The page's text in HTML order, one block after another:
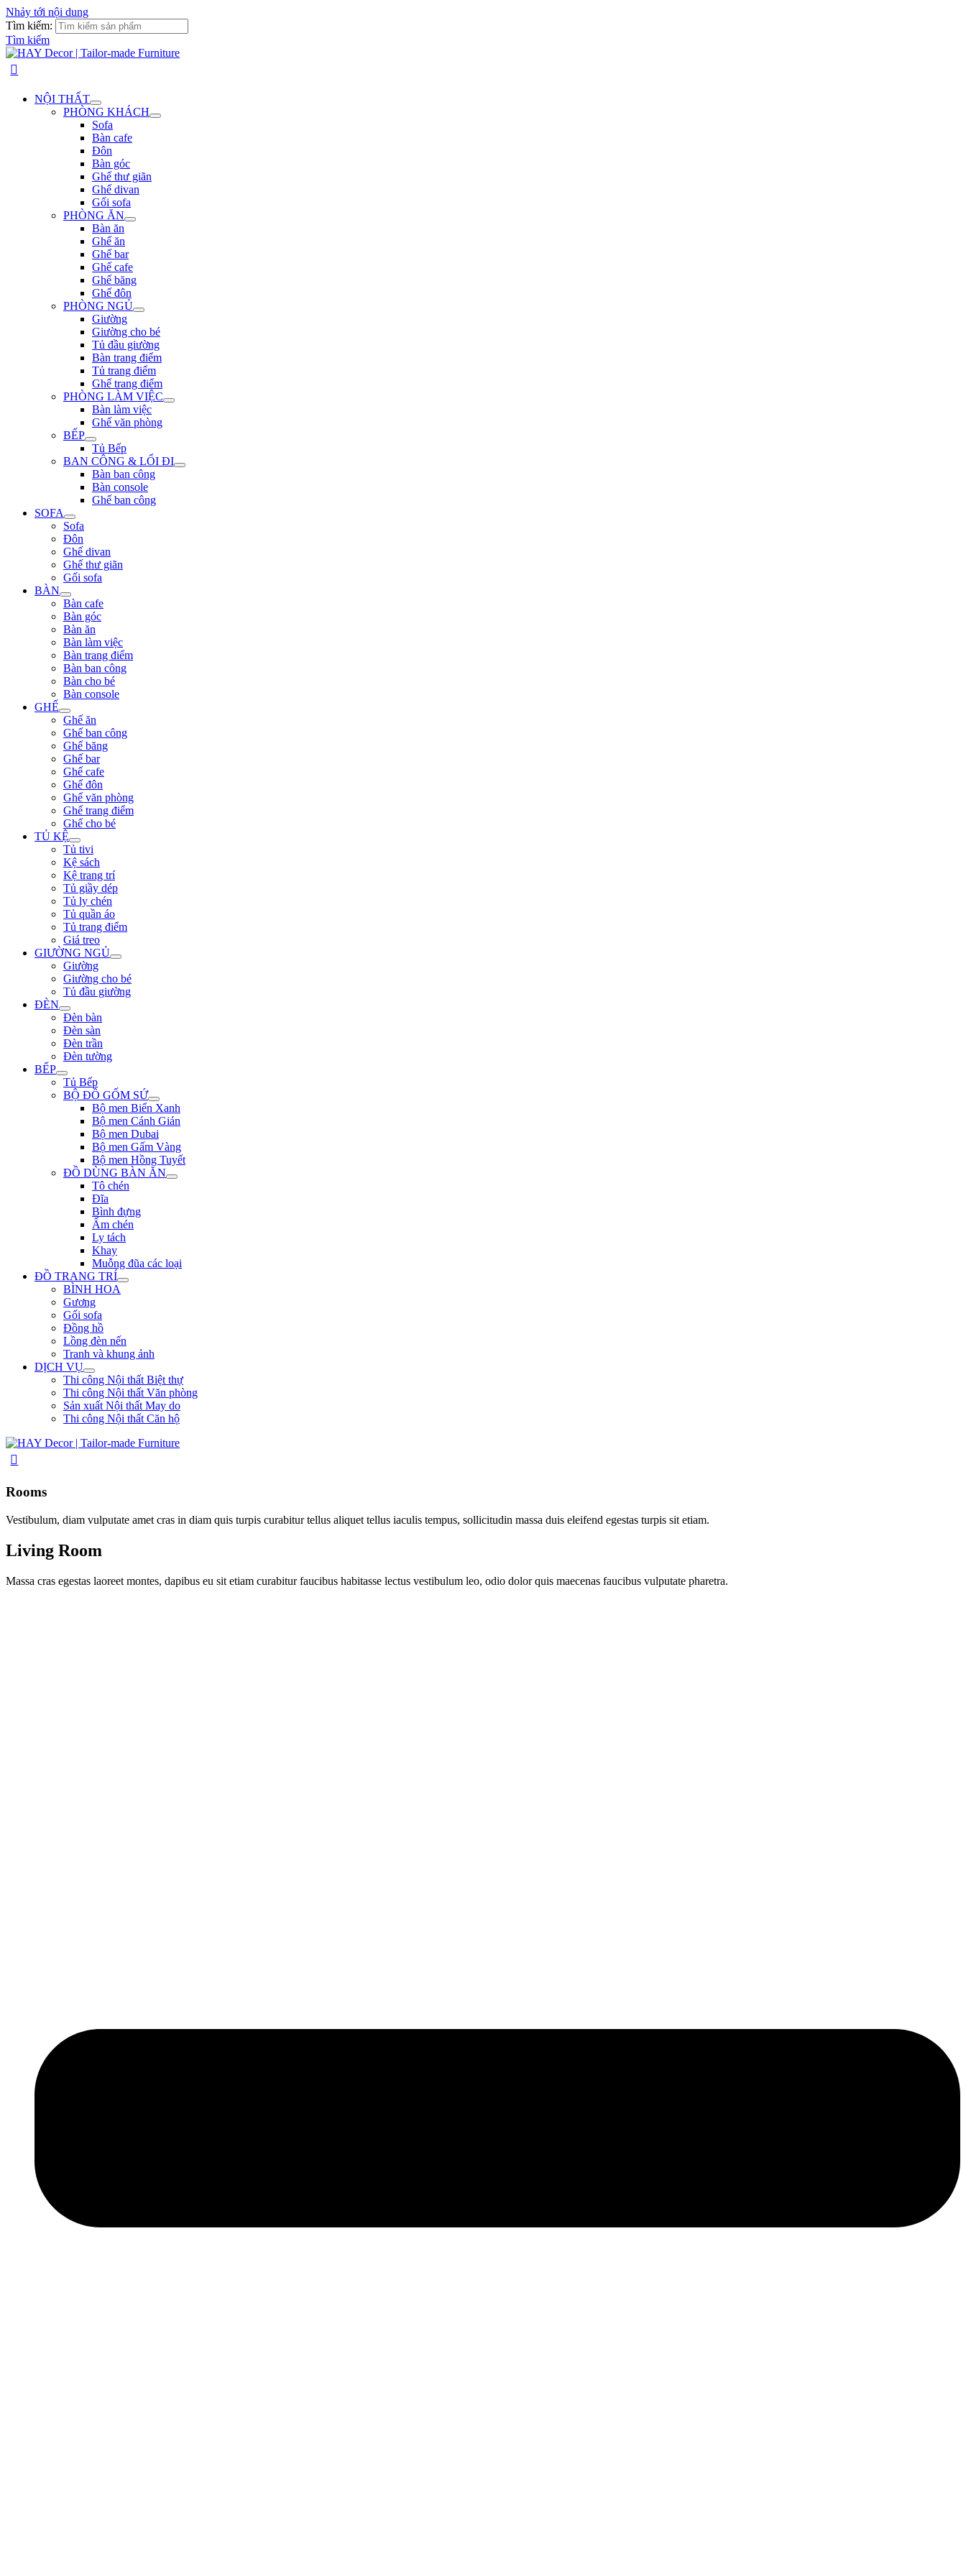
Nhảy tới nội dung
Tìm kiếm:
Tìm kiếm
NỘI THẤT
PHÒNG KHÁCH
Sofa
Bàn cafe
Đôn
Bàn góc
Ghế thư giãn
Ghế divan
Gối sofa
PHÒNG ĂN
Bàn ăn
Ghế ăn
Ghế bar
Ghế cafe
Ghế băng
Ghế đôn
PHÒNG NGỦ
Giường
Giường cho bé
Tủ đầu giường
Bàn trang điểm
Tủ trang điểm
Ghế trang điểm
PHÒNG LÀM VIỆC
Bàn làm việc
Ghế văn phòng
BẾP
Tủ Bếp
BAN CÔNG & LỐI ĐI
Bàn ban công
Bàn console
Ghế ban công
SOFA
Sofa
Đôn
Ghế divan
Ghế thư giãn
Gối sofa
BÀN
Bàn cafe
Bàn góc
Bàn ăn
Bàn làm việc
Bàn trang điểm
Bàn ban công
Bàn cho bé
Bàn console
GHẾ
Ghế ăn
Ghế ban công
Ghế băng
Ghế bar
Ghế cafe
Ghế đôn
Ghế văn phòng
Ghế trang điểm
Ghế cho bé
TỦ KỆ
Tủ tivi
Kệ sách
Kệ trang trí
Tủ giầy dép
Tủ ly chén
Tủ quần áo
Tủ trang điểm
Giá treo
GIƯỜNG NGỦ
Giường
Giường cho bé
Tủ đầu giường
ĐÈN
Đèn bàn
Đèn sàn
Đèn trần
Đèn tường
BẾP
Tủ Bếp
BỘ ĐỒ GỐM SỨ
Bộ men Biển Xanh
Bộ men Cánh Gián
Bộ men Dubai
Bộ men Gấm Vàng
Bộ men Hồng Tuyết
ĐỒ DÙNG BÀN ĂN
Tô chén
Đĩa
Bình đựng
Ấm chén
Ly tách
Khay
Muỗng đũa các loại
ĐỒ TRANG TRÍ
BÌNH HOA
Gương
Gối sofa
Đồng hồ
Lồng đèn nến
Tranh và khung ảnh
DỊCH VỤ
Thi công Nội thất Biệt thự
Thi công Nội thất Văn phòng
Sản xuất Nội thất May do
Thi công Nội thất Căn hộ
Rooms
Vestibulum, diam vulputate amet cras in diam quis turpis curabitur tellus aliquet tellus iaculis tempus, sollicitudin massa duis eleifend egestas turpis sit etiam.
Living Room
Massa cras egestas laoreet montes, dapibus eu sit etiam curabitur faucibus habitasse lectus vestibulum leo, odio dolor quis maecenas faucibus vulputate pharetra.